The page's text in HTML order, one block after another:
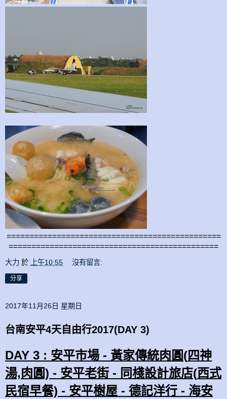
===============================================
==============================================
大力 於 上午10:55 沒有留言:
分享
2017年11月26日 星期日
台南安平4天自由行2017(DAY 3)
DAY 3 : 安平市場 - 黃家傳統肉圓(四神
湯,肉圓) - 安平老街 - 同棧設計旅店(西式
民宿早餐) - 安平樹屋 - 德記洋行 - 海安